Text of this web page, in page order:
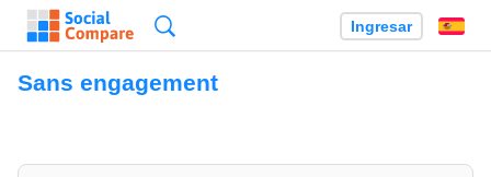
Ingresar
Sans engagement